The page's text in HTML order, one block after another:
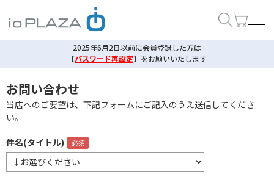
2025年6月2日以前に会員登録した方は
【パスワード再設定】 をお願いいたします
お問い合わせ
当店へのご要望は、下記フォームにご記入のうえ送信してくださ
い。
件名(タイトル)